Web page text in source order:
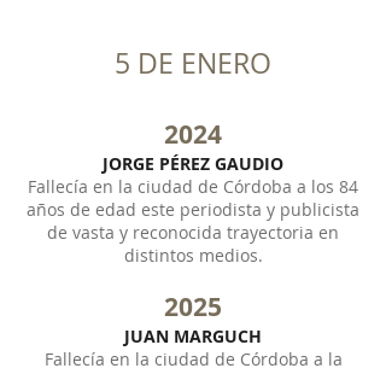
5 DE ENERO
2024
JORGE PÉREZ GAUDIO
Fallecía en la ciudad de Córdoba a los 84
años de edad este periodista y publicista
de vasta y reconocida trayectoria en
distintos medios.
2025
JUAN MARGUCH
Fallecía en la ciudad de Córdoba a la